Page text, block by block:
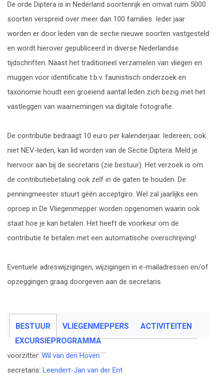
Vlinders van Friesland
De orde Diptera is in Nederland soortenrijk en omvat ruim 5000
soorten verspreid over meer dan 100 families. Ieder jaar
worden er door leden van de sectie nieuwe soorten vastgesteld
en wordt hierover gepubliceerd in diverse Nederlandse
tijdschriften. Naast het traditioneel verzamelen van vliegen en
muggen voor identificatie t.b.v. faunistisch onderzoek en
taxonomie houdt een groeiend aantal leden zich bezig met het
vastleggen van waarnemingen via digitale fotografie.
De contributie bedraagt 10 euro per kalenderjaar. Iedereen, ook
niet NEV-leden, kan lid worden van de Sectie Diptera. Meld je
hiervoor aan bij de secretaris (zie bestuur). Het verzoek is om
de contributiebetaling ook zelf in de gaten te houden. De
penningmeester stuurt géén acceptgiro. Wel zal jaarlijks een
oproep in De Vliegenmepper worden opgenomen waarin ook
staat hoe je kan betalen. Het heeft de voorkeur om de
contributie te betalen met een automatische overschrijving!
Eventuele adreswijzigingen, wijzigingen in e-mailadressen en/of
opzeggingen graag doorgeven aan de secretaris.
BESTUUR VLIEGENMEPPERS
ACTIVITEITEN
EXCURSIEPROGRAMMA
voorzitter:Wil van den Hoven
secretaris: Leendert-Jan van der Ent